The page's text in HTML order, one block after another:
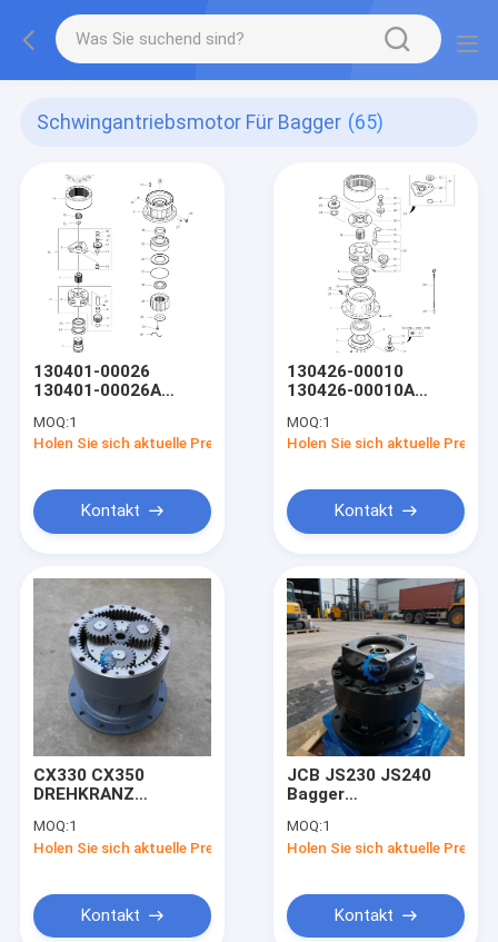
Schwingantriebsmotor Für Bagger (65)
130401-00026
130401-00026A
DX255LC DX260
Schwingen
DOOSAN
MOQ:1
Holen Sie sich aktuelle Preis
Kontakt
130426-00010
130426-00010A
DX225LCA DX220A
DX225LCA
Reduzierungsgerät
MOQ:1
Holen Sie sich aktuelle Preis
Kontakt
CX330 CX350
DREHKRANZ
SCHWENKGETRIEBE
KSC0247 KSC10170
BAGGER
MOQ:1
Holen Sie sich aktuelle Preis
Kontakt
JCB JS230 JS240
Bagger
334/J7006
333/K3452
MOQ:1
Holen Sie sich aktuelle Preis
Kontakt